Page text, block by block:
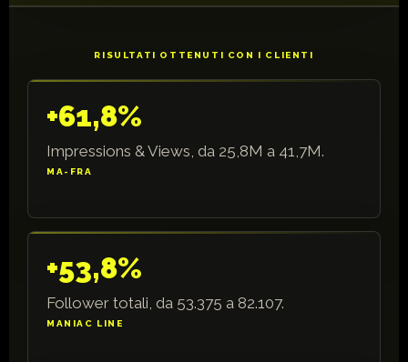
RISULTATI OTTENUTI CON I CLIENTI
+61,8%
Impressions & Views, da 25,8M a 41,7M.
MA-FRA
+53,8%
Follower totali, da 53.375 a 82.107.
MANIAC LINE